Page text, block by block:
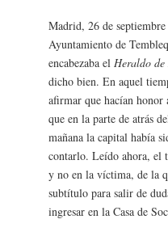
Madrid, 26 de
Ayuntamiento de
encabezaba elHeraldo
dicho bien. En aquel
afirmar que hacían honor
que en la parte de atrás
mañana la capital había
contarlo. Leído ahora, el
y no en la víctima, de la
subtítulo para salir de
ingresar en la Casa de